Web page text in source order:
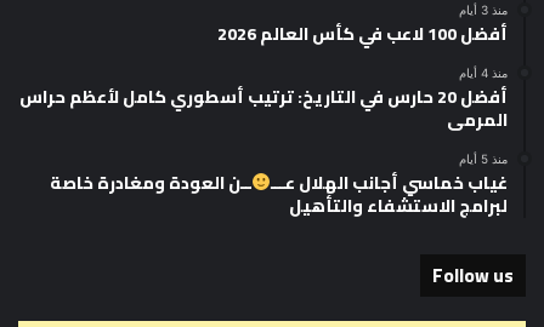
منذ 3 أيام
أفضل 100 لاعب في كأس العالم 2026
منذ 4 أيام
أفضل 20 حارس في التاريخ: ترتيب أسطوري كامل لأعظم حراس
المرمى
منذ 5 أيام
غياب خماسي أجانب الهلال عـــ ــن العودة ومغادرة خاصة
لبرامج الاستشفاء والتأهيل
Follow us